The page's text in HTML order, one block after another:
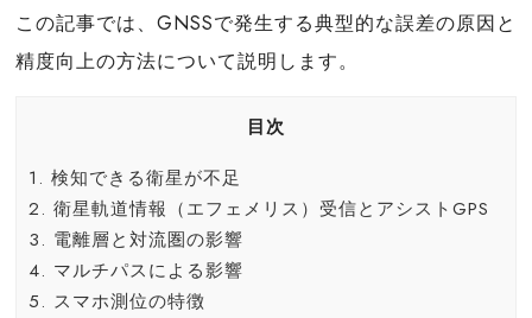
この記事では、GNSSで発生する典型的な誤差の原因と
精度向上の方法について説明します。
目次
1. 検知できる衛星が不足
2. 衛星軌道情報（エフェメリス）受信とアシストGPS
3. 電離層と対流圏の影響
4. マルチパスによる影響
5. スマホ測位の特徴